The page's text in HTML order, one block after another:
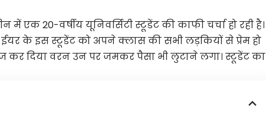
में एक 20-वर्षीय यूनिवर्सिटी स्टूडेंट की काफी चर्चा हो रही है।
ईयर के इस स्टूडेंट को अपने क्लास की सभी लड़कियों से प्रेम हो
कर दिया वरन उन पर जमकर पैसा भी लुटाने लगा। स्टूडेंट का